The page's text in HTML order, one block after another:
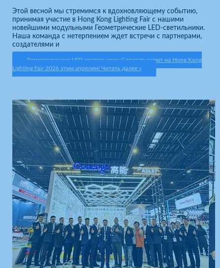
Этой весной мы стремимся к вдохновляющему событию,
принимая участие в Hong Kong Lighting Fair с нашими
новейшими модульными Геометрические LED-светильники.
Наша команда с нетерпением ждет встречи с партнерами,
создателями и
Геометрические LED-светильники Gonengo сияют на Hong Kong
Lighting Fair 2026 этим апрелем! Читать далее »